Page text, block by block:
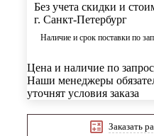
Без учета скидки и
г. Санкт-Петербург
Наличие и срок поставки по
Цена и наличие по
Наши менеджеры
уточнят условия заказа
Заказать